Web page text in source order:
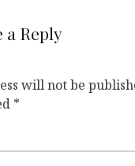
a Reply
will not be
*